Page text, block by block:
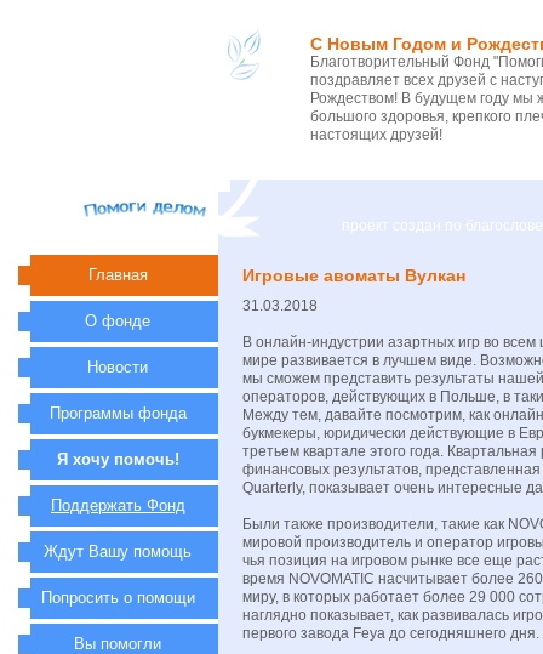
С Новым Годом и
Благотворительный Фонд
поздравляет всех друзей с
Рождеством! В будущем году
большого здоровья, крепкого
настоящих друзей!
проект создан по
Игровые авоматы Вулкан
31.03.2018
В онлайн-индустрии азартных игр во
мире развивается в лучшем виде.
мы сможем представить результаты
операторов, действующих в Польше, в
Между тем, давайте посмотрим, как
букмекеры, юридически действующие в
третьем квартале этого года. Квартальная
финансовых результатов,
Quarterly, показывает очень интересные
Были также производители, такие как
мировой производитель и оператор
чья позиция на игровом рынке все еще
время NOVOMATIC насчитывает более
миру, в которых работает более 29 000
наглядно показывает, как развивалась
первого завода Feya до сегодняшнего дня.
Главная
О фонде
Новости
Программы фонда
Я хочу помочь!
Поддержать Фонд
Ждут Вашу помощь
Попросить о помощи
Вы помогли